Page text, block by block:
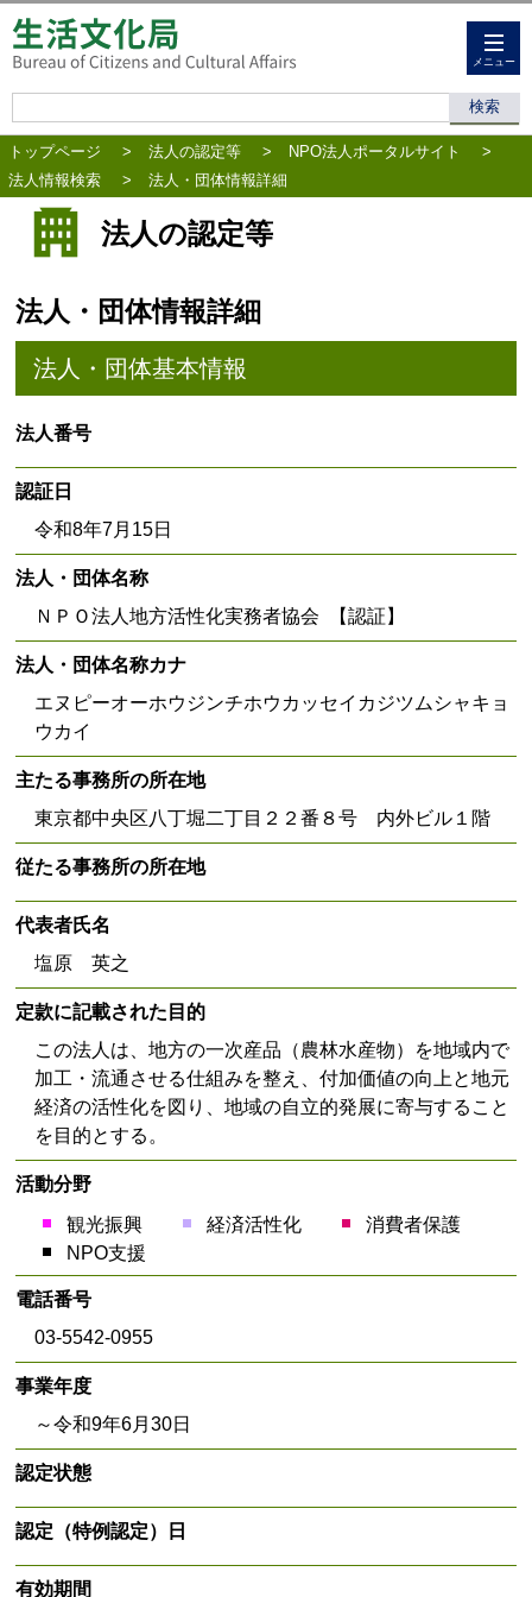
メニュー
トップページ > 法人の認定等 > NPO法人ポータルサイト
>
法人情報検索
> 法人・団体情報詳細
法人の認定等
法人・団体情報詳細
法人・団体基本情報
法人番号
認証日
令和8年7月15日
法人・団体名称
ＮＰＯ法人地方活性化実務者協会 【認証】
法人・団体名称カナ
エヌピーオーホウジンチホウカッセイカジツムシャキョ
ウカイ
主たる事務所の所在地
東京都中央区八丁堀二丁目２２番８号 内外ビル１階
従たる事務所の所在地
代表者氏名
塩原 英之
定款に記載された目的
この法人は、地方の一次産品（農林水産物）を地域内で
加工・流通させる仕組みを整え、付加価値の向上と地元
経済の活性化を図り、地域の自立的発展に寄与すること
を目的とする。
活動分野
観光振興 経済活性化
消費者保護
NPO支援
電話番号
03-5542-0955
事業年度
～令和9年6月30日
認定状態
認定（特例認定）日
有効期間